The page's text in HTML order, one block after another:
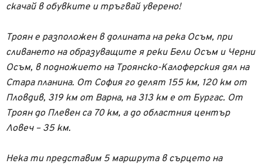
скачай в обувките и тръгвай уверено!
Троян е разположен в долината на река Осъм, при
сливането на образуващите я реки Бели Осъм и Черни
Осъм, в подножието на Троянско-Калоферския дял на
Стара планина. От София го делят 155 км, 120 км от
Пловдив, 319 км от Варна, на 313 км е от Бургас. От
Троян до Плевен са 70 км, а до областния център
Ловеч – 35 км.
Нека ти представим 5 маршрута в сърцето на